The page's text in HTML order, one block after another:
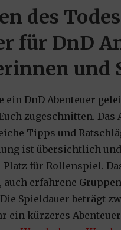
des
für DnD
und
DnD Abenteuer
Euch zugeschnitten.
Tipps und
ist übersichtlich
für Rollenspiel.
auch erfahrene
Spieldauer beträgt
ein kürzeres